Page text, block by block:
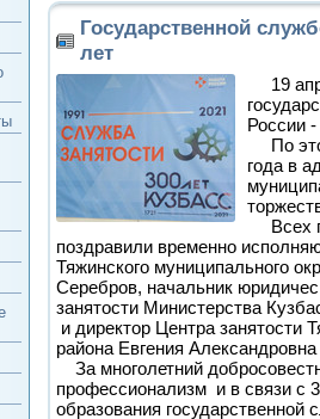
Государственной
лет
19
России
По
года в
Всех
поздравили временно
Тяжинского муниципального
Серебров, начальник
занятости Министерства
и директор Центра занятости
района Евгения
За многолетний
профессионализм и в связи с
образования государственной